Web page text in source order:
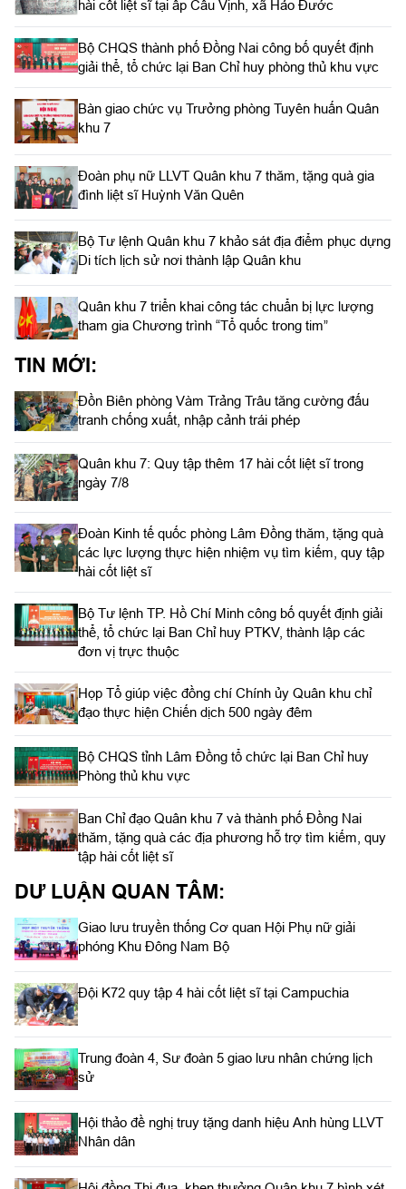
hài cốt liệt sĩ tại ấp Cầu Vịnh, xã Hảo Đước
Bộ CHQS thành phố Đồng Nai công bố quyết định
giải thể, tổ chức lại Ban Chỉ huy phòng thủ khu vực
Bàn giao chức vụ Trưởng phòng Tuyên huấn Quân
khu 7
Đoàn phụ nữ LLVT Quân khu 7 thăm, tặng quà gia
đình liệt sĩ Huỳnh Văn Quên
Bộ Tư lệnh Quân khu 7 khảo sát địa điểm phục dựng
Di tích lịch sử nơi thành lập Quân khu
Quân khu 7 triển khai công tác chuẩn bị lực lượng
tham gia Chương trình “Tổ quốc trong tim”
TIN MỚI:
Đồn Biên phòng Vàm Trảng Trâu tăng cường đấu
tranh chống xuất, nhập cảnh trái phép
Quân khu 7: Quy tập thêm 17 hài cốt liệt sĩ trong
ngày 7/8
Đoàn Kinh tế quốc phòng Lâm Đồng thăm, tặng quà
các lực lượng thực hiện nhiệm vụ tìm kiếm, quy tập
hài cốt liệt sĩ
Bộ Tư lệnh TP. Hồ Chí Minh công bố quyết định giải
thể, tổ chức lại Ban Chỉ huy PTKV, thành lập các
đơn vị trực thuộc
Họp Tổ giúp việc đồng chí Chính ủy Quân khu chỉ
đạo thực hiện Chiến dịch 500 ngày đêm
Bộ CHQS tỉnh Lâm Đồng tổ chức lại Ban Chỉ huy
Phòng thủ khu vực
Ban Chỉ đạo Quân khu 7 và thành phố Đồng Nai
thăm, tặng quà các địa phương hỗ trợ tìm kiếm, quy
tập hài cốt liệt sĩ
DƯ LUẬN QUAN TÂM:
Giao lưu truyền thống Cơ quan Hội Phụ nữ giải
phóng Khu Đông Nam Bộ
Đội K72 quy tập 4 hài cốt liệt sĩ tại Campuchia
Trung đoàn 4, Sư đoàn 5 giao lưu nhân chứng lịch
sử
Hội thảo đề nghị truy tặng danh hiệu Anh hùng LLVT
Nhân dân